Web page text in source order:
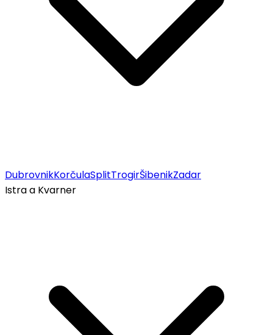
DubrovnikKorčulaSplitTrogirŠibenikZadar
Istra a Kvarner